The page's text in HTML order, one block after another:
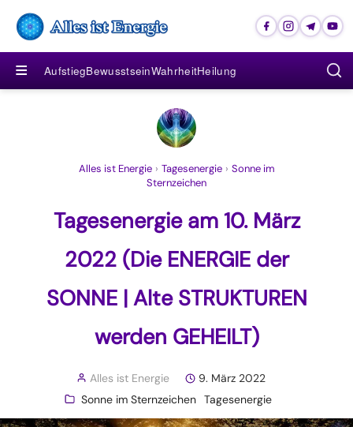
≡ AufstiegBewusstseinWahrheitHeilung
Alles ist Energie › Tagesenergie › Sonne im
Sternzeichen
Tagesenergie am 10. März
2022 (Die ENERGIE der
SONNE | Alte STRUKTUREN
werden GEHEILT)
Alles ist Energie
9. März 2022
Sonne im Sternzeichen Tagesenergie